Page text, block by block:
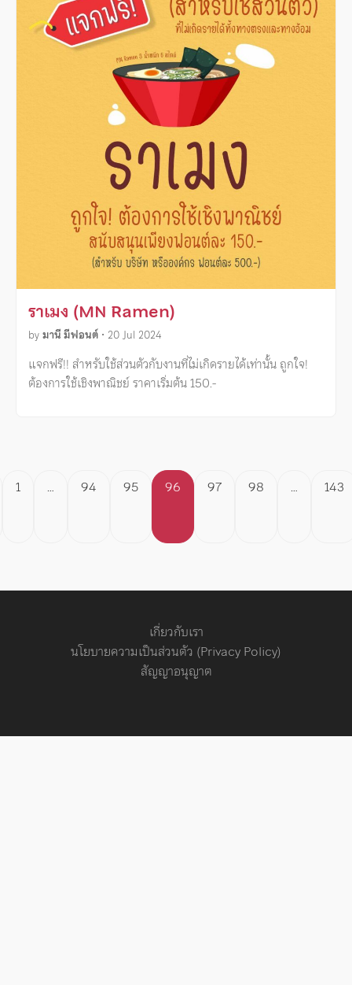
ราเมง (MN Ramen)
byมานี มีฟอนต์ • 20 Jul 2024
แจกฟรี!! สำหรับใช้ส่วนตัวกับงานที่ไม่เกิดรายได้เท่านั้น ถูกใจ!
ต้องการใช้เชิงพาณิชย์ ราคาเริ่มต้น 150.-
Posts
1 … 94 95 96 97 98 … 143
เกี่ยวกับเรา
นโยบายความเป็นส่วนตัว (Privacy Policy)
สัญญาอนุญาต